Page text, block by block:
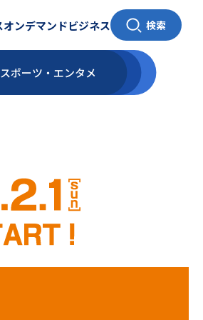
オンデマンドビジネス 検索
ポーツ ・ エンタメ